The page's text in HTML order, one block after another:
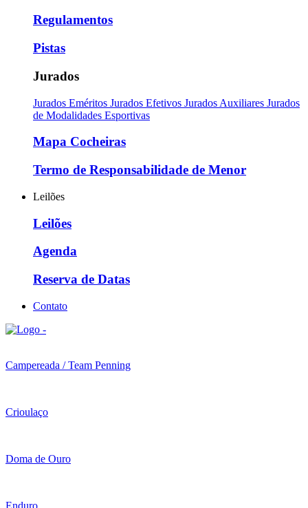
Regulamentos
Pistas
Jurados
Jurados Eméritos Jurados Efetivos Jurados Auxiliares Jurados
de Modalidades Esportivas
Mapa Cocheiras
Termo de Responsabilidade de Menor
Leilões
Leilões
Agenda
Reserva de Datas
Contato
Campereada / Team Penning
Crioulaço
Doma de Ouro
Enduro